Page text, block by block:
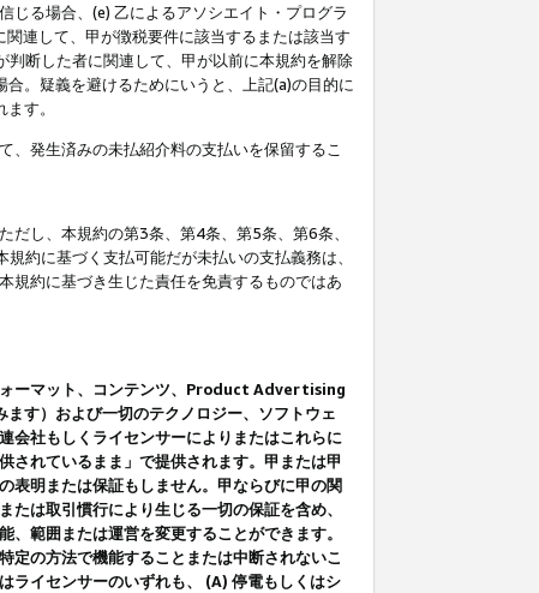
じる場合、(e) 乙によるアソシエイト・プログラ
連して、甲が徴税要件に該当するまたは該当す
断した者に関連して、甲が以前に本規約を解除
。疑義を避けるためにいうと、上記(a)の目的に
す。
、発生済みの未払紹介料の支払いを保留するこ
し、本規約の第3条、第4条、第5条、第6条、
約に基づく支払可能だが未払いの支払義務は、
規約に基づき生じた責任を免責するものではあ
ォーマット、コンテンツ、Product Advertising
す）および一切のテクノロジー、ソフトウェ
会社もしくライセンサーによりまたはこれらに
されているまま」で提供されます。甲または甲
表明または保証もしません。甲ならびに甲の関
は取引慣行により生じる一切の保証を含め、
範囲または運営を変更することができます。
定の方法で機能することまたは中断されないこ
ライセンサーのいずれも、 (A) 停電もしくはシ